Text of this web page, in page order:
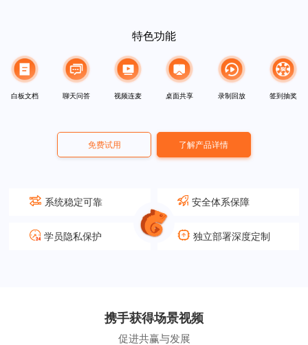
特色功能
白板文档 聊天问答 视频连麦 桌面共享 录制回放 签到抽奖
免费试用 了解产品详情
系统稳定可靠 安全体系保障
学员隐私保护 独立部署深度定制
携手获得场景视频
促进共赢与发展